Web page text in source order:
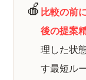
🍎 比較の前
後の提案
理した状
す最短ル